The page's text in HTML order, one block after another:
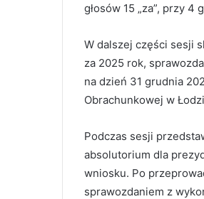
głosów 15 „za”, przy 4
W dalszej części sesji
za 2025 rok,
na dzień 31 grudnia
Obrachunkowej w
Podczas sesji
absolutorium dla
wniosku. Po
sprawozdaniem z